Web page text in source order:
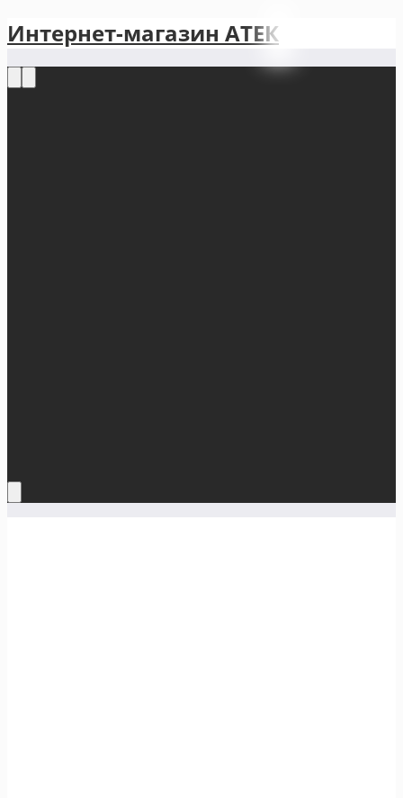
Интернет-магазин АТЕКㅤ